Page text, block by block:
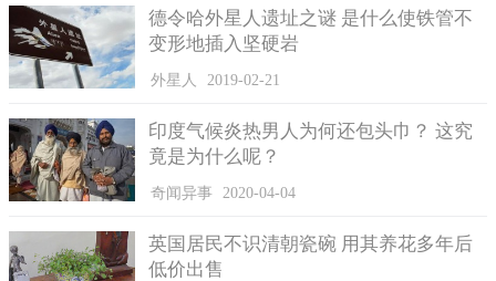
造成的影响；除了鸟屎外，树液、花粉等也是车漆杀手，工程师
会将磷酸、肥皂洗涤剂以及合成花粉混合，模拟天然的树液及花
粉，同样会在不同的温度下进行烘烤，观察车漆的变化，并针对
观察结果调整车漆的配方，希望研发出能抵抗这些侵蚀的车漆。
德令哈外星人遗址之谜 是什么使铁管不
变形地插入坚硬岩
外星人 2019-02-21
印度气候炎热男人为何还包头巾？ 这究
竟是为什么呢？
奇闻异事 2020-04-04
英国居民不识清朝瓷碗 用其养花多年后
低价出售